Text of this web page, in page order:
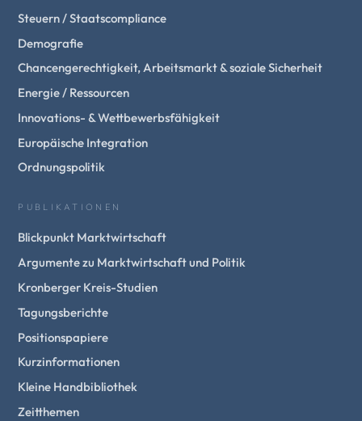
Steuern / Staatscompliance
Demografie
Chancengerechtigkeit, Arbeitsmarkt & soziale Sicherheit
Energie / Ressourcen
Innovations- & Wettbewerbsfähigkeit
Europäische Integration
Ordnungspolitik
PUBLIKATIONEN
Blickpunkt Marktwirtschaft
Argumente zu Marktwirtschaft und Politik
Kronberger Kreis-Studien
Tagungsberichte
Positionspapiere
Kurzinformationen
Kleine Handbibliothek
Zeitthemen